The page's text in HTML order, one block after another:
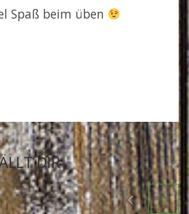
Spaß beim üben
DIR